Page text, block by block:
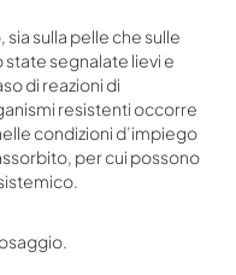
sulla pelle che sulle
segnalate lievi e
di reazioni di
resistenti occorre
condizioni d’impiego
per cui possono